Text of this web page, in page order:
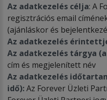
Az adatkezelés célja: A
regisztrációs email
(ajánláskor és
Az adatkezelés
Az adatkezelés tárgya
cím és megjelenített név
Az adatkezelés
idő):Az Forever Üzleti